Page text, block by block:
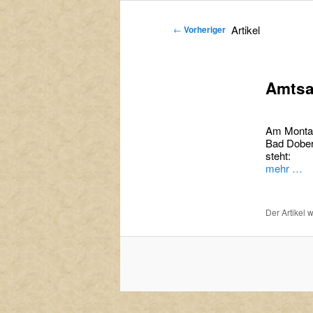
Artikel
← Vorheriger
Am
Bad
steht:
mehr …
Der Artikel